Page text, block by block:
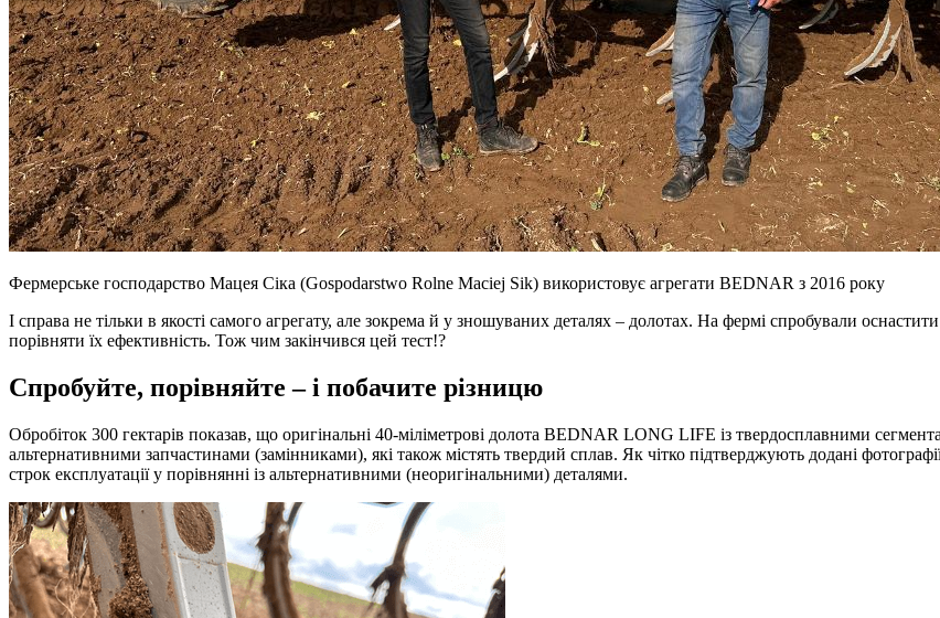
Фермерське господарство Мацея Сіка (Gospodarstwo Rolne Maciej Sik) використовує агрегати BEDNAR з 2016 року
І справа не тільки в якості самого агрегату, але зокрема й у зношуваних деталях – долотах. На фермі спробували
порівняти їх ефективність. Тож чим закінчився цей тест!?
Спробуйте, порівняйте – і побачите різницю
Обробіток 300 гектарів показав, що оригінальні 40-міліметрові долота BEDNAR LONG LIFE із твердосплавними
альтернативними запчастинами (замінниками), які також містять твердий сплав. Як чітко підтверджують додані
строк експлуатації у порівнянні із альтернативними (неоригінальними) деталями.